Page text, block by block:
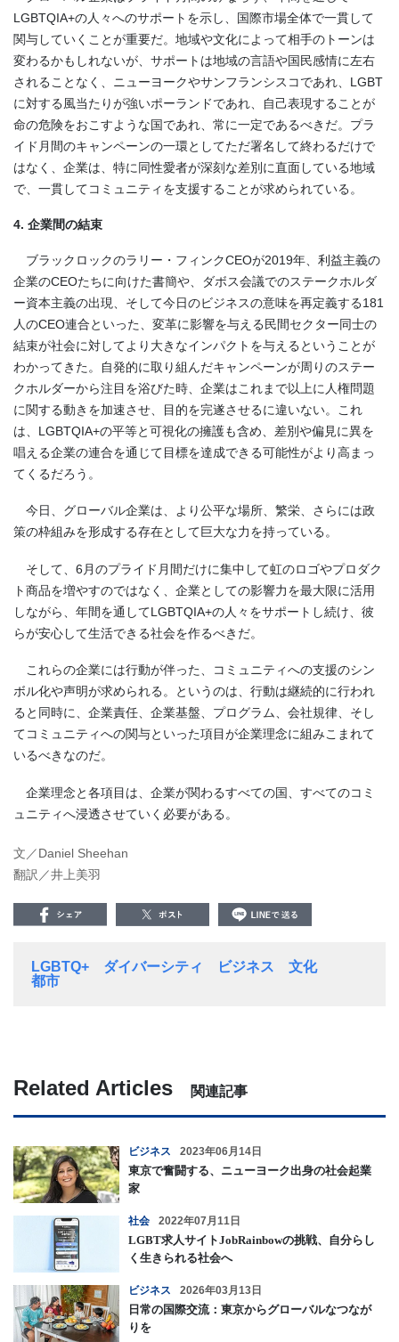
LGBTQIA+の人々へのサポートを示し、国際市場全体で一貫して
関与していくことが重要だ。地域や文化によって相手のトーンは
変わるかもしれないが、サポートは地域の言語や国民感情に左右
されることなく、ニューヨークやサンフランシスコであれ、LGBT
に対する風当たりが強いポーランドであれ、自己表現することが
命の危険をおこすような国であれ、常に一定であるべきだ。プラ
イド月間のキャンペーンの一環としてただ署名して終わるだけで
はなく、企業は、特に同性愛者が深刻な差別に直面している地域
で、一貫してコミュニティを支援することが求められている。
4. 企業間の結束
ブラックロックのラリー・フィンクCEOが2019年、利益主義の
企業のCEOたちに向けた書簡や、ダボス会議でのステークホルダ
ー資本主義の出現、そして今日のビジネスの意味を再定義する181
人のCEO連合といった、変革に影響を与える民間セクター同士の
結束が社会に対してより大きなインパクトを与えるということが
わかってきた。自発的に取り組んだキャンペーンが周りのステー
クホルダーから注目を浴びた時、企業はこれまで以上に人権問題
に関する動きを加速させ、目的を完遂させるに違いない。これ
は、LGBTQIA+の平等と可視化の擁護も含め、差別や偏見に異を
唱える企業の連合を通じて目標を達成できる可能性がより高まっ
てくるだろう。
今日、グローバル企業は、より公平な場所、繁栄、さらには政
策の枠組みを形成する存在として巨大な力を持っている。
そして、6月のプライド月間だけに集中して虹のロゴやプロダク
ト商品を増やすのではなく、企業としての影響力を最大限に活用
しながら、年間を通してLGBTQIA+の人々をサポートし続け、彼
らが安心して生活できる社会を作るべきだ。
これらの企業には行動が伴った、コミュニティへの支援のシン
ボル化や声明が求められる。というのは、行動は継続的に行われ
ると同時に、企業責任、企業基盤、プログラム、会社規律、そし
てコミュニティへの関与といった項目が企業理念に組みこまれて
いるべきなのだ。
企業理念と各項目は、企業が関わるすべての国、すべてのコミ
ュニティへ浸透させていく必要がある。
文／Daniel Sheehan
翻訳／井上美羽
LGBTQ+ ダイバーシティ ビジネス
文化
都市
Related Articles 関連記事
ビジネス 2023年06月14日
東京で奮闘する、ニューヨーク出身の社会起業
家
社会 2022年07月11日
LGBT求人サイトJobRainbowの挑戦、自分らし
く生きられる社会へ
ビジネス 2026年03月13日
日常の国際交流：東京からグローバルなつなが
りを